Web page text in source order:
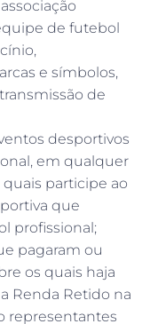
de futebol
e símbolos,
de
desportivos
em qualquer
participe ao
que
profissional;
pagaram ou
os quais haja
Renda Retido na
representantes